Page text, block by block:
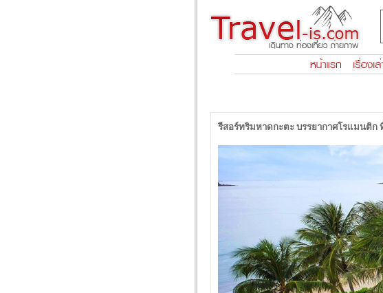
รีสอร์ทริมหาดกะตะ บรรยากาศโรแมนติก